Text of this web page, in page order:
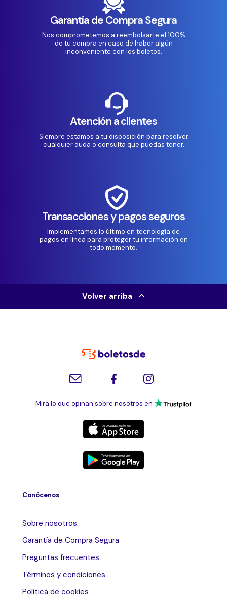
Garantía de Compra Segura
Nos comprometemos a reembolsarte el 100%
de tu compra en caso de haber algún
inconveniente con los boletos.
Atención a clientes
Siempre estamos a tu disposición para resolver
cualquier duda o consulta que puedas tener.
Transacciones y pagos seguros
Implementamos lo último en tecnología de
pagos en línea para proteger tu información en
todo momento.
Volver arriba
Mira lo que opinan sobre nosotros en
Conócenos
Sobre nosotros
Garantía de Compra Segura
Preguntas frecuentes
Términos y condiciones
Política de cookies